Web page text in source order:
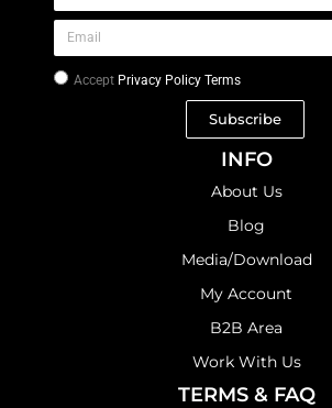
Accept Privacy Policy Terms
Subscribe
INFO
About Us
Blog
Media/Download
My Account
B2B Area
Work With Us
TERMS & FAQ